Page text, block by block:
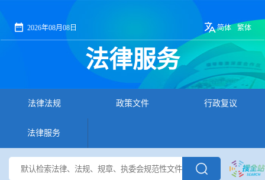
法律服务
2026年08月08日 简体 繁体
法律法规 政策文件 行政复议
法律服务